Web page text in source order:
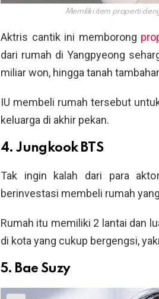
Memiliki item properti
Aktris cantik ini memborong
dari rumah di Yangpyeong
miliar won, hingga tanah
IU membeli rumah tersebut
keluarga di akhir pekan.
4. Jungkook BTS
Tak ingin kalah dari para
berinvestasi membeli rumah
Rumah itu memiliki 2 lantai dan
di kota yang cukup bergengsi,
5. Bae Suzy